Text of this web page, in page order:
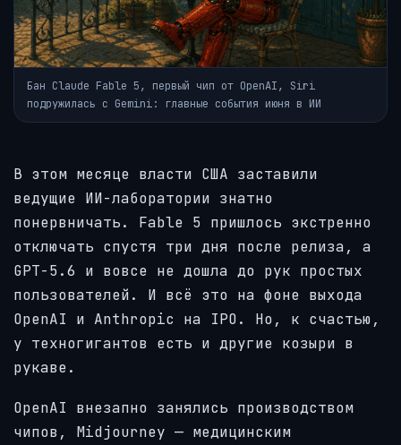
Бан Claude Fable 5, первый чип от OpenAI, Siri
подружилась с Gemini: главные события июня в ИИ
В этом месяце власти США заставили
ведущие ИИ-лаборатории знатно
понервничать. Fable 5 пришлось экстренно
отключать спустя три дня после релиза, а
GPT-5.6 и вовсе не дошла до рук простых
пользователей. И всё это на фоне выхода
OpenAI и Anthropic на IPO. Но, к счастью,
у техногигантов есть и другие козыри в
рукаве.
OpenAI внезапно занялись производством
чипов, Midjourney — медицинским